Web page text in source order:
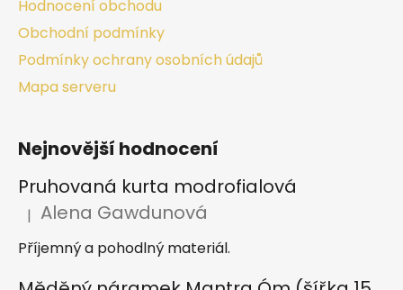
Hodnocení obchodu
Obchodní podmínky
Podmínky ochrany osobních údajů
Mapa serveru
Nejnovější hodnocení
Pruhovaná kurta modrofialová
Hodnocení produktu je 5 z 5 hvězdiček.
| Alena Gawdunová
Příjemný a pohodlný materiál.